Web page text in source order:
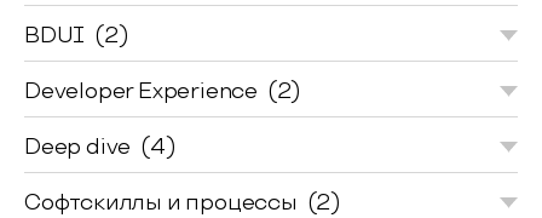
BDUI (2)
Developer Experience (2)
Deep dive (4)
Софтскиллы и процессы (2)